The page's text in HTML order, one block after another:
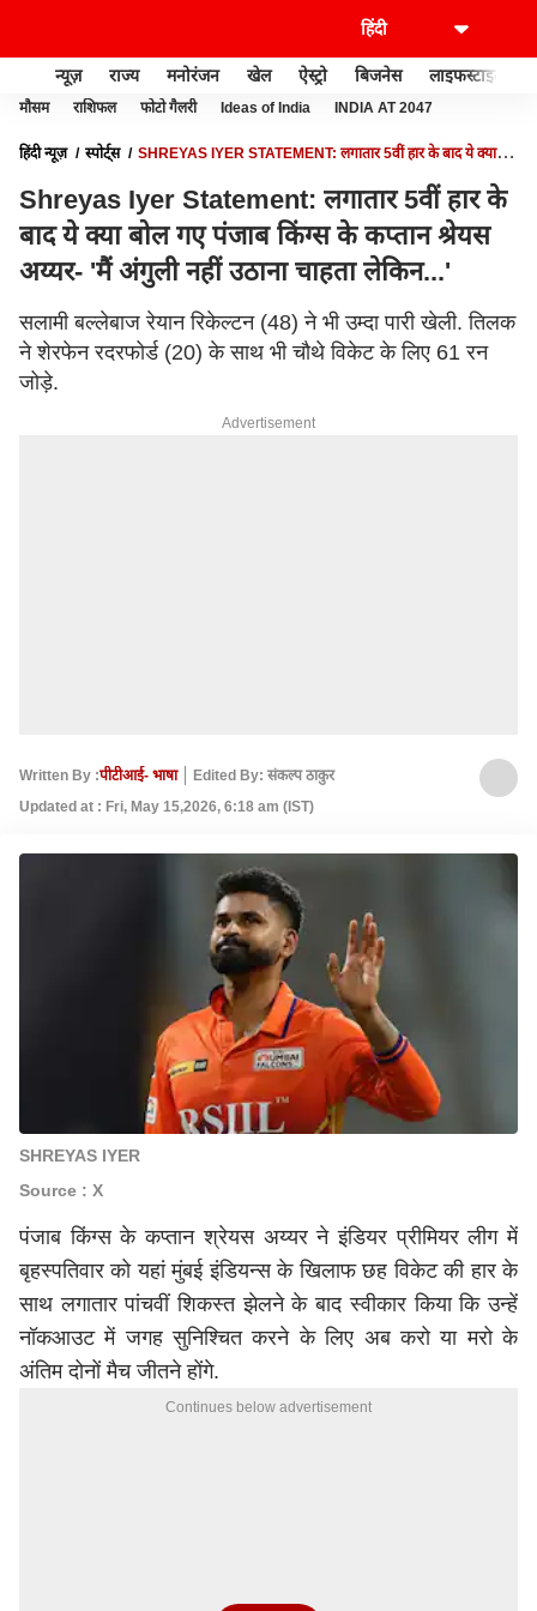
न्यूज़ राज्य मनोरंजन खेल ऐस्ट्रो बिजनेस लाइफस्टाइल
मौसम राशिफल फोटो गैलरी Ideas of India INDIA AT 2047
हिंदी न्यूज़ स्पोर्ट्स
SHREYAS IYER STATEMENT: लगातार 5वीं हार के बाद ये क्या
Shreyas Iyer Statement: लगातार 5वीं हार के
बाद ये क्या बोल गए पंजाब किंग्स के कप्तान श्रेयस
अय्यर- 'मैं अंगुली नहीं उठाना चाहता लेकिन...'
सलामी बल्लेबाज रेयान रिकेल्टन (48) ने भी उम्दा पारी खेली. तिलक
ने शेरफेन रदरफोर्ड (20) के साथ भी चौथे विकेट के लिए 61 रन
जोड़े.
Advertisement
Written By :पीटीआई- भाषा
Edited By: संकल्‍प ठाकुर
Updated at : Fri, May 15,2026, 6:18 am (IST)
SHREYAS IYER
Source : X
पंजाब किंग्सके कप्तानश्रेयस अय्यरने इंडियर प्रीमियर लीग में
बृहस्पतिवार को यहां मुंबई इंडियन्स के खिलाफ छह विकेट की हार के
साथ लगातार पांचवीं शिकस्त झेलने के बाद स्वीकार किया कि उन्हें
नॉकआउट में जगह सुनिश्चित करने के लिए अब करो या मरो के
अंतिम दोनों मैच जीतने होंगे.
Continues below advertisement